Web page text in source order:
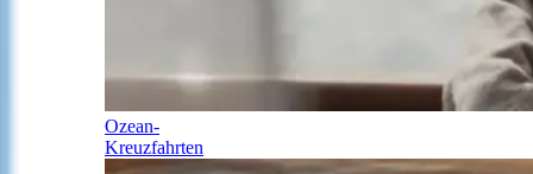
Ozean-
Kreuzfahrten